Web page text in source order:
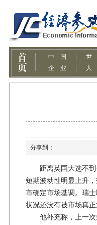
分享到：
距离英国大选不到
短期波动性明显上升
市确定市场基调。瑞
状况还没有被市场真正
他补充称，上一次